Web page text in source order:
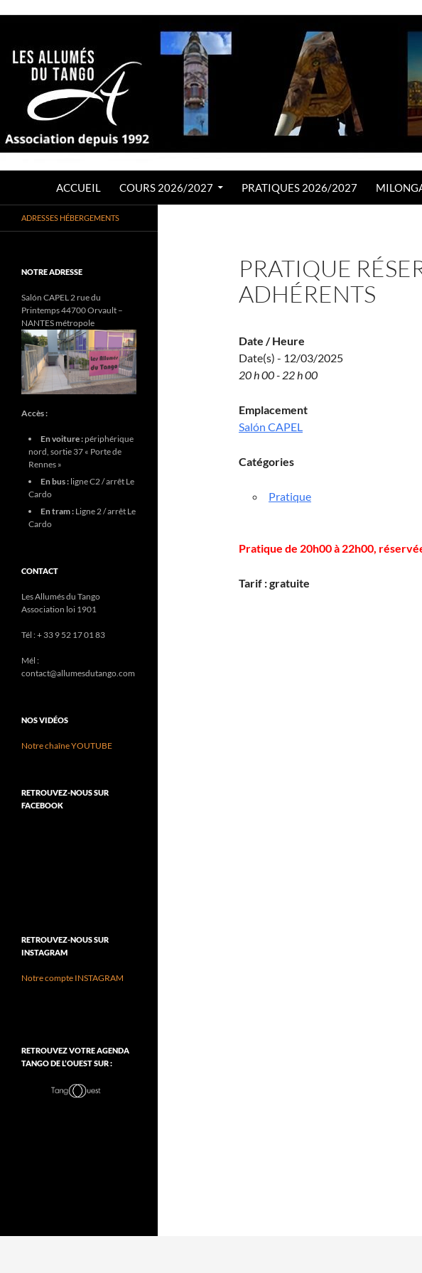
LES ALLUMÉS DU TANGO
ACCUEIL COURS 2026/2027 PRATIQUES 2026/2027
PRATIQUE
ADHÉRENTS
Date / Heure
Date(s) - 12/03/2025
20 h 00 - 22 h 00
Emplacement
Salón CAPEL
Catégories
Pratique
Pratique de 20h00 à 22h00,
Tarif : gratuite
Association de Tango Argentin
depuis 1992
ADRESSES HÉBERGEMENTS
NOTRE ADRESSE
Salón CAPEL 2 rue du
Printemps 44700 Orvault –
NANTES métropole
Accès :
En voiture : périphérique
nord, sortie 37 « Porte de
Rennes »
En bus : ligne C2 / arrêt Le
Cardo
En tram : Ligne 2 / arrêt Le
Cardo
CONTACT
Les Allumés du Tango
Association loi 1901
Tél : + 33 9 52 17 01 83
Mél :
contact@allumesdutango.com
NOS VIDÉOS
Notre chaîne YOUTUBE
RETROUVEZ-NOUS SUR
FACEBOOK
RETROUVEZ-NOUS SUR
INSTAGRAM
Notre compte INSTAGRAM
RETROUVEZ VOTRE AGENDA
TANGO DE L’OUEST SUR :